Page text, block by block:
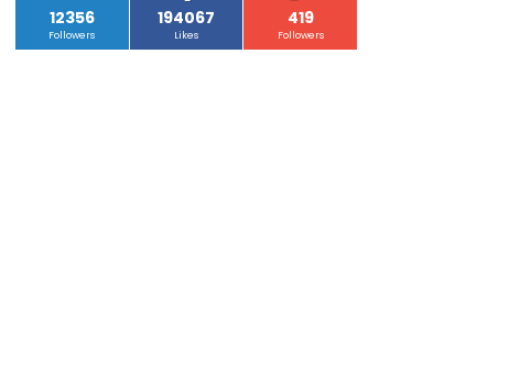
12356
Followers
194067
Likes
419
Followers